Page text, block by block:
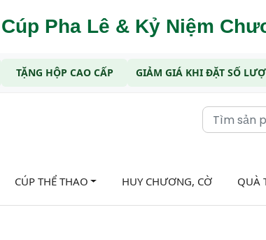
Pha Lê & Kỷ Niệm
TẶNG HỘP CAO CẤP GIẢM GIÁ KHI ĐẶT SỐ
CÚP THỂ THAO HUY CHƯƠNG, CỜ QUÀ